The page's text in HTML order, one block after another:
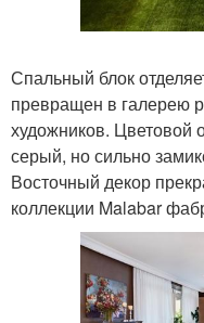
Спальный блок
превращен в галерею
художников. Цветовой
серый, но сильно
Восточный декор
коллекции Malabar